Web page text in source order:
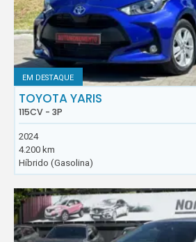
EM DESTAQUE
TOYOTA YARIS
115CV - 3P
2024
4.200 km
Híbrido (Gasolina)